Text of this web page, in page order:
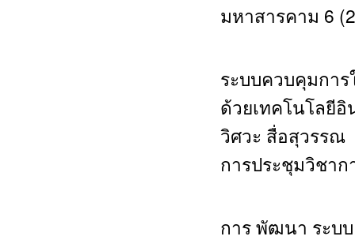
มหาสารคาม 6
ระบบควบคุมกา
ด้วยเทคโนโลยีอิ
วิศวะ สื่อสุวรรณ
การประชุมวิชาก
การ พัฒนา ระบ